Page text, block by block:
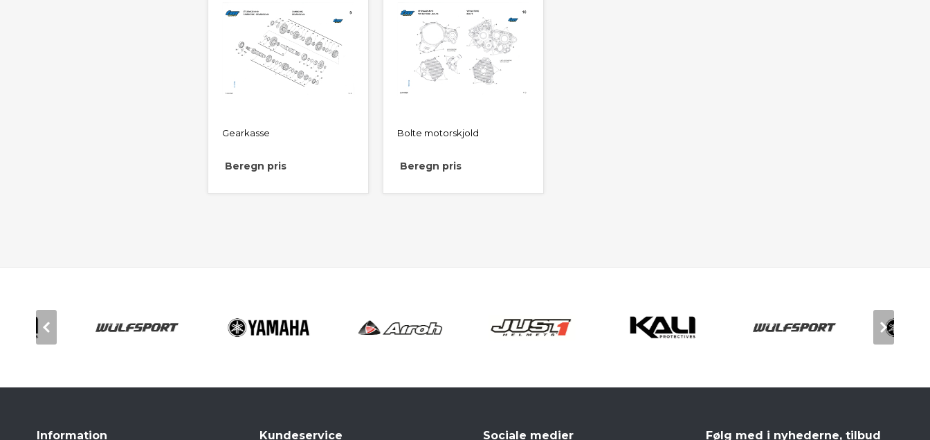
Gearkasse
Beregn pris
Bolte motorskjold
Beregn pris
Information Kundeservice Sociale medier Følg med i nyhederne, tilbud